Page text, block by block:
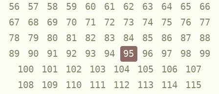
56
57 58 59 60 61 62 63 64 65
66
67
68 69 70 71 72 73 74 75 76
77
78
79 80 81 82 83 84 85 86 87
88
89
90 91 92 93 94 95 96 97 98
99
100
101 102 103 104 105 106
107
108
109 110 111 112 113 114
115